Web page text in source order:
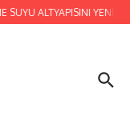
SUYU ALTYAPISINI